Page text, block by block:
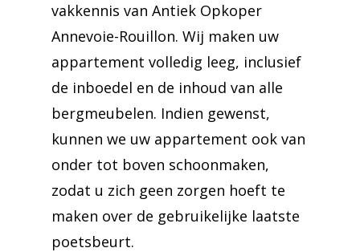
vakkennis van Antiek Opkoper
Annevoie-Rouillon. Wij maken uw
appartement volledig leeg, inclusief
de inboedel en de inhoud van alle
bergmeubelen. Indien gewenst,
kunnen we uw appartement ook van
onder tot boven schoonmaken,
zodat u zich geen zorgen hoeft te
maken over de gebruikelijke laatste
poetsbeurt.